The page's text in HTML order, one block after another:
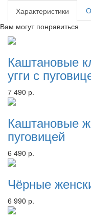
Характеристики
Вам могут понравиться
Каштановые
угги с
7 490 р.
Каштановые
пуговицей
6 490 р.
Чёрные
6 990 р.